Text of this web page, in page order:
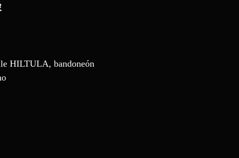
HILTULA, bandoneón